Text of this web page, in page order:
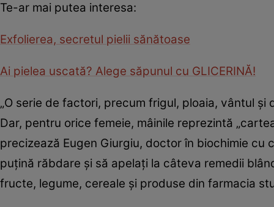
Te-ar mai putea interesa:
Exfolierea, secretul pielii sănătoase
Ai pielea uscată? Alege săpunul cu GLICERINĂ!
„O serie de factori, precum frigul, ploaia, vântul
Dar, pentru orice femeie, mâinile reprezintă
precizează Eugen Giurgiu, doctor în biochimie
puţină răbdare şi să apelaţi la câteva remedii
fructe, legume, cereale şi produse din farmacia